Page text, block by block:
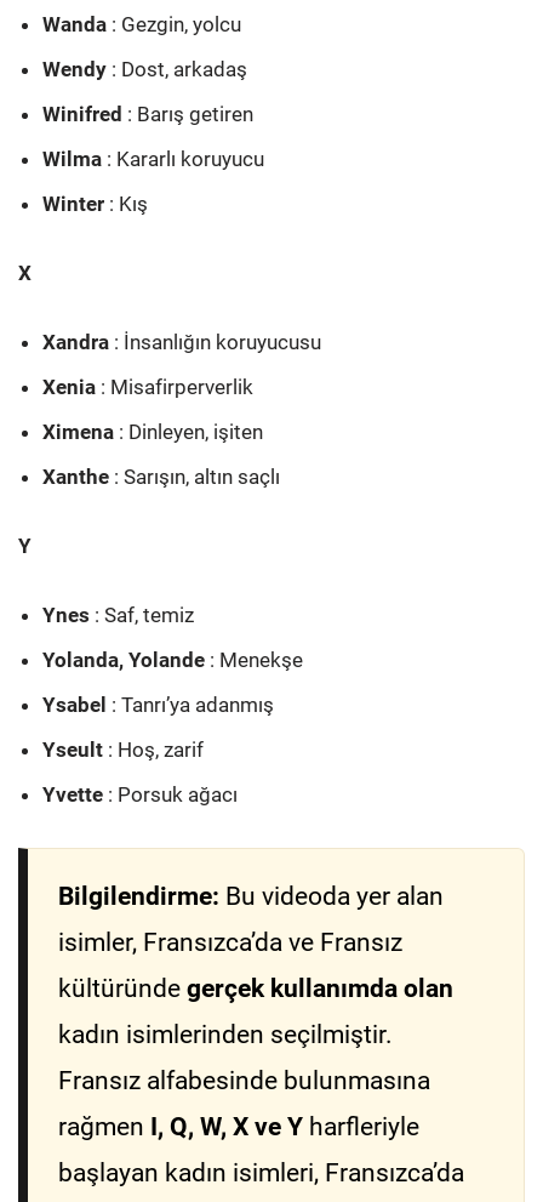
Wanda : Gezgin, yolcu
Wendy : Dost, arkadaş
Winifred : Barış getiren
Wilma : Kararlı koruyucu
Winter : Kış
X
Xandra : İnsanlığın koruyucusu
Xenia : Misafirperverlik
Ximena : Dinleyen, işiten
Xanthe : Sarışın, altın saçlı
Y
Ynes : Saf, temiz
Yolanda, Yolande : Menekşe
Ysabel : Tanrı’ya adanmış
Yseult : Hoş, zarif
Yvette : Porsuk ağacı
Bilgilendirme: Bu videoda yer alan
isimler, Fransızca’da ve Fransız
kültüründe gerçek kullanımda olan
kadın isimlerinden seçilmiştir.
Fransız alfabesinde bulunmasına
rağmen I, Q, W, X ve Y harfleriyle
başlayan kadın isimleri, Fransızca’da